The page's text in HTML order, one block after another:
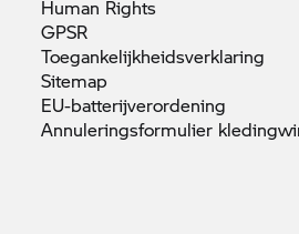
Human Rights
GPSR
Toegankelijkheidsverklaring
Sitemap
EU-batterijverordening
Annuleringsformulier